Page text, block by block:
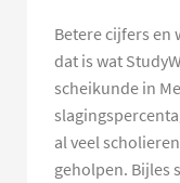
Betere cijfers en
dat is wat
scheikunde in
al veel
geholpen. Bijles